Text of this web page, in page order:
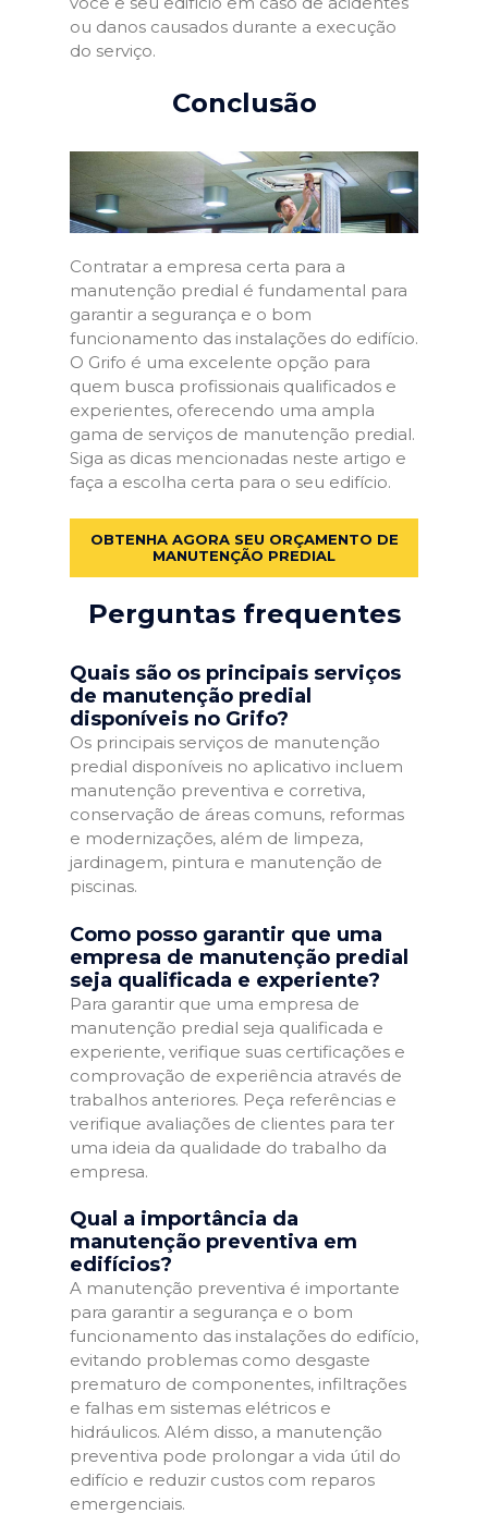
ou danos causados durante a execução
do serviço.
Conclusão
Contratar a empresa certa para a
manutenção predial é fundamental para
garantir a segurança e o bom
funcionamento das instalações do edifício.
O Grifo é uma excelente opção para
quem busca profissionais qualificados e
experientes, oferecendo uma ampla
gama de serviços de manutenção predial.
Siga as dicas mencionadas neste artigo e
faça a escolha certa para o seu edifício.
OBTENHA AGORA SEU ORÇAMENTO DE
MANUTENÇÃO PREDIAL
Perguntas frequentes
Quais são os principais serviços
de manutenção predial
disponíveis no Grifo?
Os principais serviços de manutenção
predial disponíveis no aplicativo incluem
manutenção preventiva e corretiva,
conservação de áreas comuns, reformas
e modernizações, além de limpeza,
jardinagem, pintura e manutenção de
piscinas.
Como posso garantir que uma
empresa de manutenção predial
seja qualificada e experiente?
Para garantir que uma empresa de
manutenção predial seja qualificada e
experiente, verifique suas certificações e
comprovação de experiência através de
trabalhos anteriores. Peça referências e
verifique avaliações de clientes para ter
uma ideia da qualidade do trabalho da
empresa.
Qual a importância da
manutenção preventiva em
edifícios?
A manutenção preventiva é importante
para garantir a segurança e o bom
funcionamento das instalações do edifício,
evitando problemas como desgaste
prematuro de componentes, infiltrações
e falhas em sistemas elétricos e
hidráulicos. Além disso, a manutenção
preventiva pode prolongar a vida útil do
edifício e reduzir custos com reparos
emergenciais.